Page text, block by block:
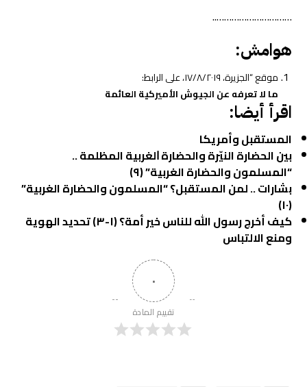
…………………………..
هوامش:
موقع “الجزيرة، ١٧/٨/٢٠١٩، على الرابط:
ما لا تعرفه عن الجيوش الأميركية العائمة
اقرأ أيضا:
المستقبل وأمريكا
بين الحضارة النيّرة والحضارة ﺍﻟﻐﺮﺑﻴﺔ المظلمة ..
“المسلمون والحضارة الغربية”(٩)
بشارات .. لمن المستقبل؟ “المسلمون والحضارة الغربية”
(١٠)
كيف أخرج رسول الله للناس خير أمة؟ (١-٣) تحديد الهوية
ومنع الالتباس
٠
تقييم المادة